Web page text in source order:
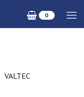
0
VALTEC